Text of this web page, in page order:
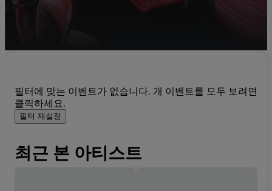
필터에 맞는 이벤트가 없습니다. 개 이벤트를 모두 보려면
클릭하세요.
필터 재설정
최근 본 아티스트